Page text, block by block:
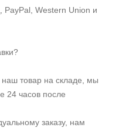
PayPal, Western Union и
наш товар на складе, мы
24 часов после
заказу, нам